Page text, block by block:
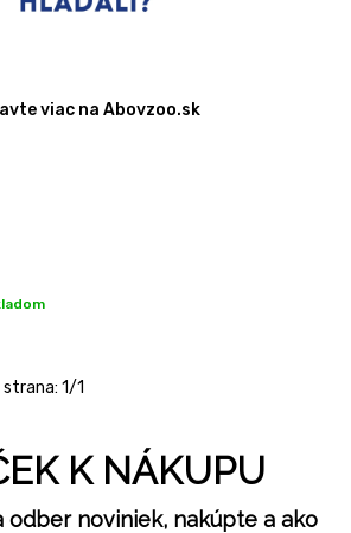
viac na Abovzoo.sk
strana: 1/1
K NÁKUPU
odber noviniek, nakúpte a ako